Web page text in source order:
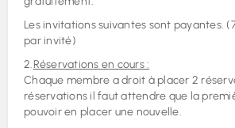
Les invitations suivantes sont payantes.
par invité)
2.Réservations en cours :
Chaque membre a droit à placer 2
réservations il faut attendre que la
pouvoir en placer une nouvelle.